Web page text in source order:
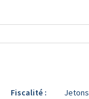
Fiscalité : Jetons